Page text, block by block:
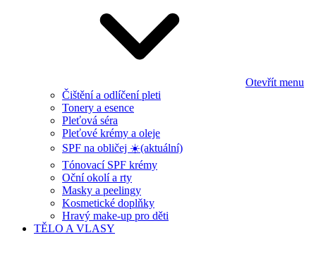
Otevřít menu
Čištění a odlíčení pleti
Tonery a esence
Pleťová séra
Pleťové krémy a oleje
SPF na obličej ☀️(aktuální)
Tónovací SPF krémy
Oční okolí a rty
Masky a peelingy
Kosmetické doplňky
Hravý make-up pro děti
TĚLO A VLASY